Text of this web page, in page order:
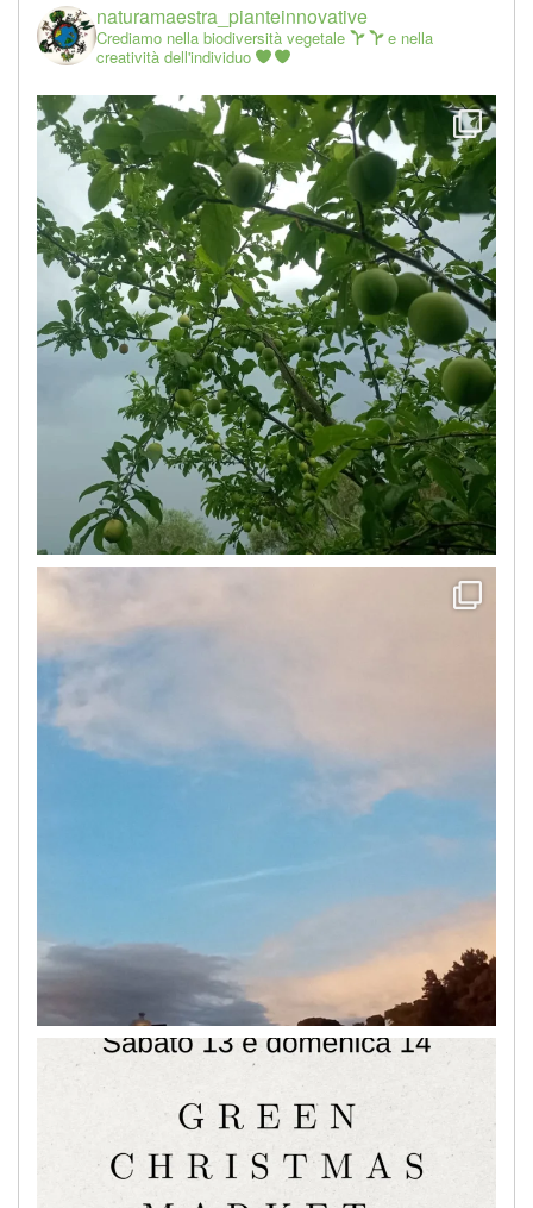
naturamaestra_pianteinnovative
Crediamo nella biodiversità vegetale
e nella
creatività dell'individuo